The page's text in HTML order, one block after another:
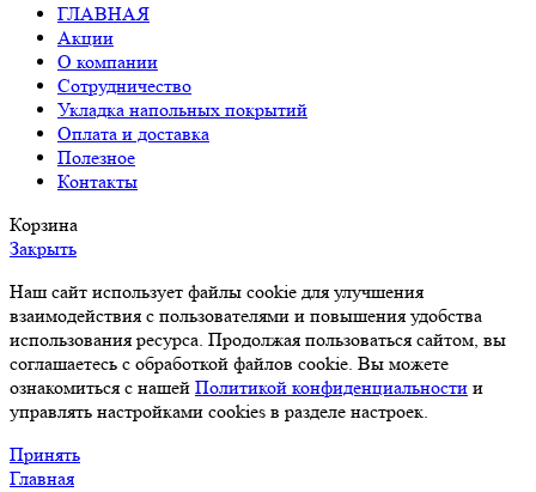
ГЛАВНАЯ
Акции
О компании
Сотрудничество
Укладка напольных покрытий
Оплата и доставка
Полезное
Контакты
Корзина
Закрыть
Наш сайт использует файлы cookie для улучшения
взаимодействия с пользователями и повышения удобства
использования ресурса. Продолжая пользоваться сайтом, вы
соглашаетесь с обработкой файлов cookie. Вы можете
ознакомиться с нашей Политикой конфиденциальности и
управлять настройками cookies в разделе настроек.
Принять
Главная